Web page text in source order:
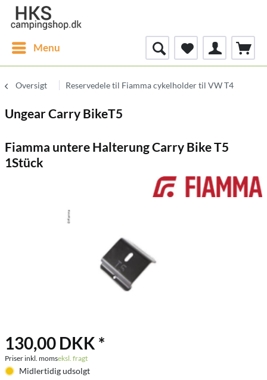
Menu
Oversigt Reservedele til Fiamma cykelholder til VW T4
Ungear Carry BikeT5
Fiamma untere Halterung Carry Bike T5
1Stück
130,00 DKK *
Priser inkl. momseksl. fragt
Midlertidig udsolgt